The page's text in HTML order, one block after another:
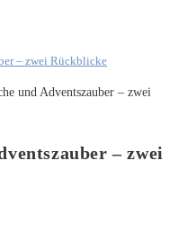
– zwei Rückblicke
– zwei